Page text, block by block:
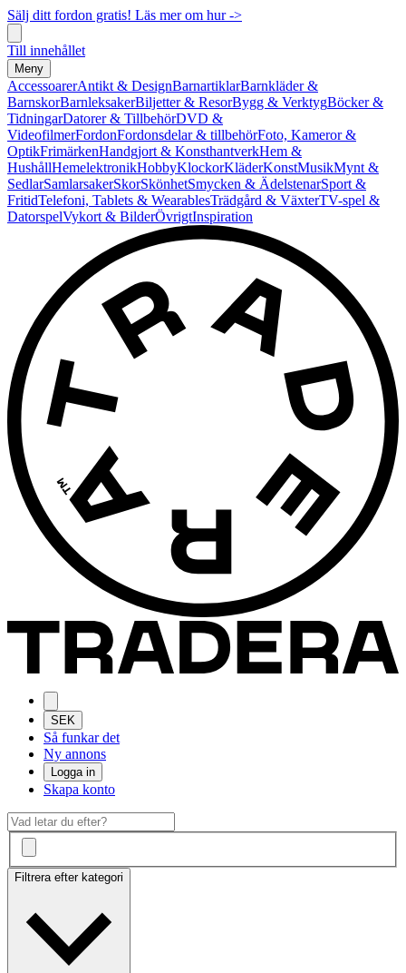
Sälj ditt fordon gratis! Läs mer om hur ->
Till innehållet
Meny
AccessoarerAntikt & DesignBarnartiklarBarnkläder &
BarnskorBarnleksakerBiljetter & ResorBygg & VerktygBöcker &
TidningarDatorer & TillbehörDVD &
VideofilmerFordonFordonsdelar & tillbehörFoto, Kameror &
OptikFrimärkenHandgjort & KonsthantverkHem &
HushållHemelektronikHobbyKlockorKläderKonstMusikMynt &
SedlarSamlarsakerSkorSkönhetSmycken & ÄdelstenarSport &
FritidTelefoni, Tablets & WearablesTrädgård & VäxterTV-spel &
DatorspelVykort & BilderÖvrigtInspiration
SEK
Så funkar det
Ny annons
Logga in
Skapa konto
Filtrera efter kategori